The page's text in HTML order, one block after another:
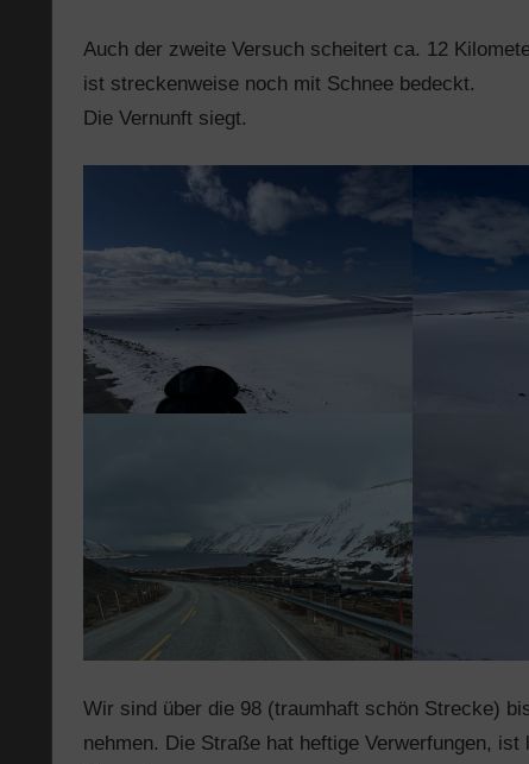
Auch der zweite Versuch scheitert ca. 12
ist streckenweise noch mit Schnee bedeckt.
Die Vernunft siegt.
Wir sind über die 98 (traumhaft schön Strecke)
nehmen. Die Straße hat heftige Verwerfungen,